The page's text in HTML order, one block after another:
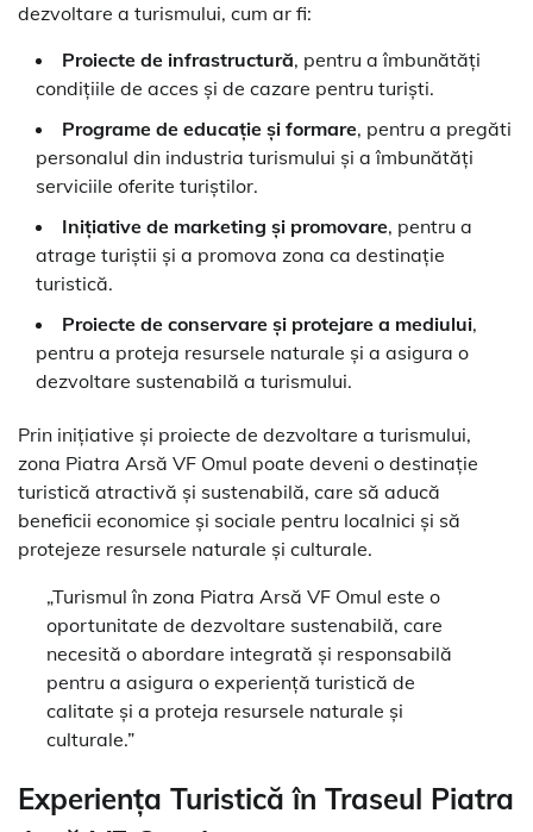
dezvoltare a turismului, cum ar fi:
Proiecte de infrastructură, pentru a îmbunătăți
condițiile de acces și de cazare pentru turiști.
Programe de educație și formare, pentru a pregăti
personalul din industria turismului și a îmbunătăți
serviciile oferite turiștilor.
Inițiative de marketing și promovare, pentru a
atrage turiștii și a promova zona ca destinație
turistică.
Proiecte de conservare și protejare a mediului,
pentru a proteja resursele naturale și a asigura o
dezvoltare sustenabilă a turismului.
Prin inițiative și proiecte de dezvoltare a turismului,
zona Piatra Arsă VF Omul poate deveni o destinație
turistică atractivă și sustenabilă, care să aducă
beneficii economice și sociale pentru localnici și să
protejeze resursele naturale și culturale.
„Turismul în zona Piatra Arsă VF Omul este o
oportunitate de dezvoltare sustenabilă, care
necesită o abordare integrată și responsabilă
pentru a asigura o experiență turistică de
calitate și a proteja resursele naturale și
culturale.”
Experiența Turistică în Traseul Piatra